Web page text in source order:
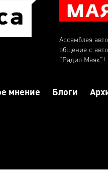
Ассамблея
общение с
"Радио Маяк"!
мнение Блоги